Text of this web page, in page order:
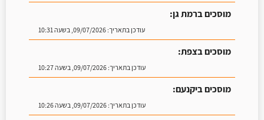
מוסכים ברמת גן:
עודכן בתאריך:09/07/2026, בשעה 10:31
מוסכים בצפת:
עודכן בתאריך:09/07/2026, בשעה 10:27
מוסכים ביקנעם:
עודכן בתאריך:09/07/2026, בשעה 10:26